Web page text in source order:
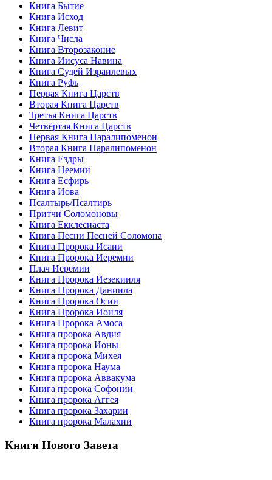
Книга Бытие
Книга Исход
Книга Левит
Книга Числа
Книга Второзаконие
Книга Иисуса Навина
Книга Судей Израилевых
Книга Руфь
Первая Книга Царств
Вторая Книга Царств
Третья Книга Царств
Четвёртая Книга Царств
Первая Книга Паралипоменон
Вторая Книга Паралипоменон
Книга Ездры
Книга Неемии
Книга Есфирь
Книга Иова
Псалтырь/Псалтирь
Притчи Соломоновы
Книга Екклесиаста
Книга Песни Песней Соломона
Книга Пророка Исаии
Книга Пророка Иеремии
Плач Иеремии
Книга Пророка Иезекииля
Книга Пророка Даниила
Книга Пророка Осии
Книга Пророка Иоиля
Книга Пророка Амоса
Книга пророка Авдия
Книга пророка Ионы
Книга пророка Михея
Книга пророка Наума
Книга пророка Аввакума
Книга пророка Софонии
Книга пророка Аггея
Книга пророка Захарии
Книга пророка Малахии
Книги Нового Завета